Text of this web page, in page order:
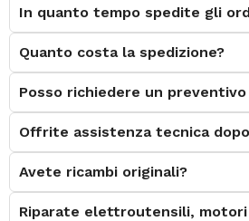
In quanto tempo spedite gli
Quanto costa la spedizione?
Posso richiedere un
Offrite assistenza tecnica
Avete ricambi originali?
Riparate elettroutensili,